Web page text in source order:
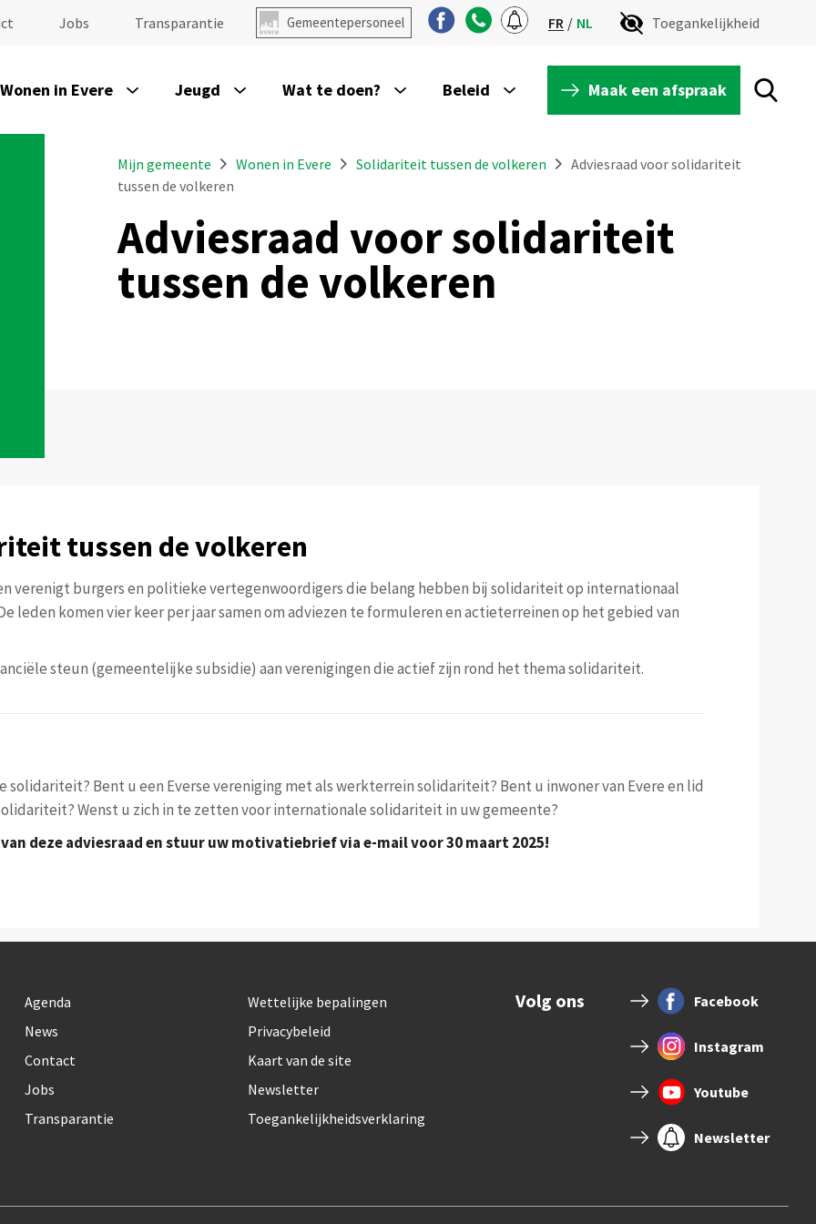
Jobs Transparantie Gemeentepersoneel FR NL Toegankelijkheid
Wonen in Evere Jeugd Wat te doen? Beleid Maak een afspraak
Mijn gemeente Wonen in Evere Solidariteit tussen de volkeren
Adviesraad voor solidariteit
tussen de volkeren
Adviesraad voor solidariteit
tussen de volkeren
tussen de volkeren
verenigt burgers en politieke vertegenwoordigers die belang hebben bij solidariteit op internationaal
leden komen vier keer per jaar samen om adviezen te formuleren en actieterreinen op het gebied van
steun (gemeentelijke subsidie) aan verenigingen die actief zijn rond het thema solidariteit.
Bent u een Everse vereniging met als werkterrein solidariteit? Bent u inwoner van Evere en lid
Wenst u zich in te zetten voor internationale solidariteit in uw gemeente?
deze adviesraad en stuur uw motivatiebrief via e-mail voor 30 maart 2025!
Agenda
News
Contact
Jobs
Transparantie
Wettelijke bepalingen
Privacybeleid
Kaart van de site
Newsletter
Toegankelijkheidsverklaring
Volg ons Facebook
Instagram
Youtube
Newsletter